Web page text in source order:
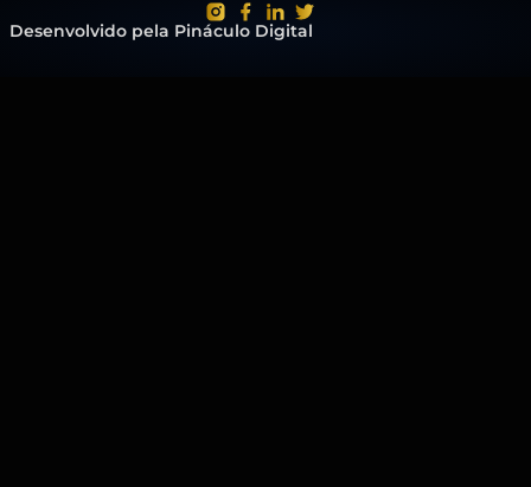
Desenvolvido pela Pináculo Digital